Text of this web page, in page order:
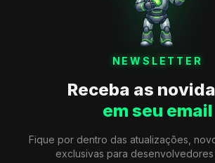
NEWSLETTER
Receba as
em seu email
Fique por dentro das atualizações,
exclusivas para desenvolvedores